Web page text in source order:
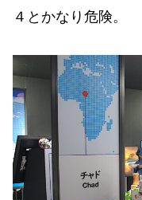
４とかなり危険。